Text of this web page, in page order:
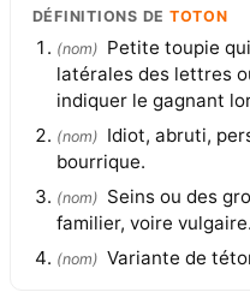
DÉFINITIONS DE TOTON
(nom) Petite toupie
latérales des lettres
indiquer le gagnant
(nom) Idiot, abruti,
bourrique.
(nom) Seins ou des
familier, voire vulgaire.
(nom) Variante de